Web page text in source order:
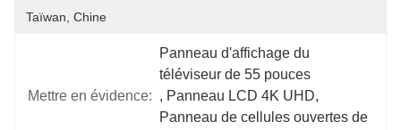
Taïwan, Chine
Mettre en évidence:
Panneau d'affichage du
téléviseur de 55 pouces
, Panneau LCD 4K UHD,
Panneau de cellules ouvertes de